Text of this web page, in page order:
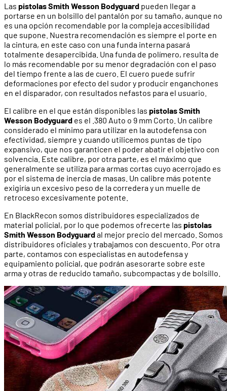
Las pistolas Smith Wesson Bodyguard pueden llegar a
portarse en un bolsillo del pantalón por su tamaño, aunque no
es una opción recomendable por la compleja accesibilidad
que supone. Nuestra recomendación es siempre el porte en
la cintura, en este caso con una funda interna pasará
totalmente desapercibida. Una funda de polímero, resulta de
lo más recomendable por su menor degradación con el paso
del tiempo frente a las de cuero. El cuero puede sufrir
deformaciones por efecto del sudor y producir enganchones
en el disparador, con resultados nefastos para el usuario.
El calibre en el que están disponibles las pistolas Smith
Wesson Bodyguard es el .380 Auto o 9 mm Corto. Un calibre
considerado el mínimo para utilizar en la autodefensa con
efectividad, siempre y cuando utilicemos puntas de tipo
expansivo, que nos garanticen el poder abatir el objetivo con
solvencia. Este calibre, por otra parte, es el máximo que
generalmente se utiliza para armas cortas cuyo acerrojado es
por el sistema de inercia de masas. Un calibre más potente
exigiría un excesivo peso de la corredera y un muelle de
retroceso excesivamente potente.
En BlackRecon somos distribuidores especializados de
material policial, por lo que podemos ofrecerte las pistolas
Smith Wesson Bodyguardal mejor precio del mercado. Somos
distribuidores oficiales y trabajamos con descuento. Por otra
parte, contamos con especialistas en autodefensa y
equipamiento policial, que podrán asesorarte sobre este
arma y otras de reducido tamaño, subcompactas y de bolsillo.